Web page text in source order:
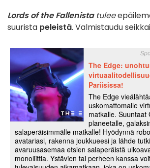
Lords of the Fallenistatulee
suurista peleistä. Valmistaudu